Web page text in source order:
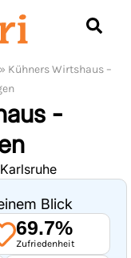
» Kühners Wirtshaus –
-
Blick
69.7%
Zufriedenheit